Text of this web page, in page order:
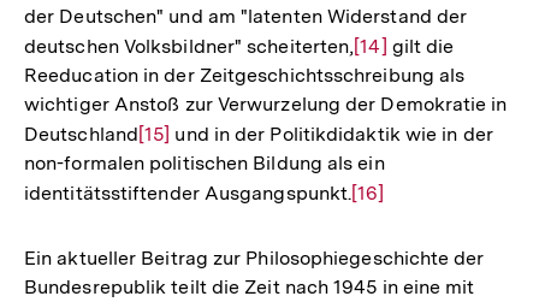
der Deutschen" und am "latenten Widerstand der
deutschen Volksbildner" scheiterten,Zur
Auflösung
der
Fußnote
[14] gilt die
Reeducation in der Zeitgeschichtsschreibung als
wichtiger Anstoß zur Verwurzelung der Demokratie in
DeutschlandZur
Auflösung
der
[15] und in der Politikdidaktik wie in der
non-formalen politischen Bildung als ein
identitätsstiftender Ausgangspunkt.Zur
der
Fußnote
[16]
Ein aktueller Beitrag zur Philosophiegeschichte der
Bundesrepublik teilt die Zeit nach 1945 in eine mit